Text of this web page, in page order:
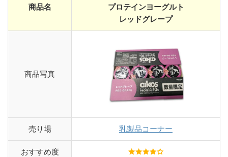
商品名
プロテインヨーグルト
レッドグレープ
商品写真
売り場 乳製品コーナー
おすすめ度